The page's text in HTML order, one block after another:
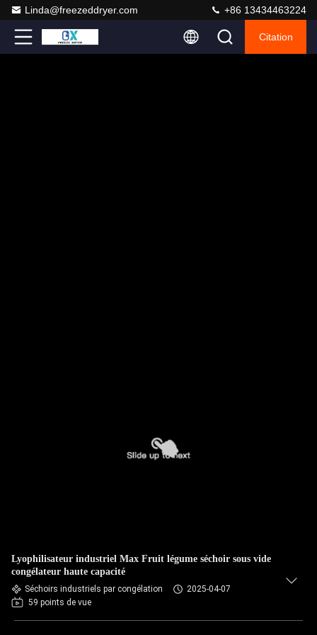
Linda@freezeddryer.com +86 13434463224
Citation
Lyophilisateur industriel Max Fruit légume séchoir sous vide
congélateur haute capacité
Séchoirs industriels par congélation
2025-04-07
59 points de vue